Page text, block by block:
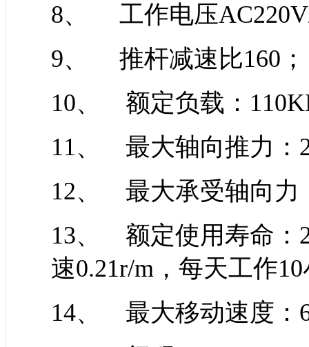
8、 工作电压
9、 推杆减速比160；
10、 额定负载：
11、 最大轴向推力：
12、 最大承受轴向力
13、 额定使用寿命：
速0.21r/m，每天工作
14、 最大移动速度：